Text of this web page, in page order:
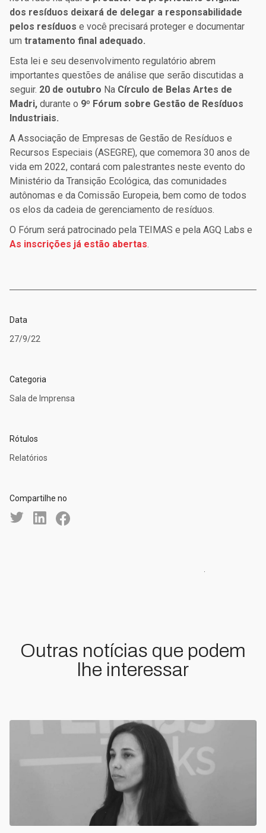
dos resíduos deixará de delegar a responsabilidade
pelos resíduos e você precisará proteger e documentar
um tratamento final adequado.
Esta lei e seu desenvolvimento regulatório abrem
importantes questões de análise que serão discutidas a
seguir. 20 de outubro Na Círculo de Belas Artes de
Madri, durante o 9º Fórum sobre Gestão de Resíduos
Industriais.
A Associação de Empresas de Gestão de Resíduos e
Recursos Especiais (ASEGRE), que comemora 30 anos de
vida em 2022, contará com palestrantes neste evento do
Ministério da Transição Ecológica, das comunidades
autônomas e da Comissão Europeia, bem como de todos
os elos da cadeia de gerenciamento de resíduos.
O Fórum será patrocinado pela TEIMAS e pela AGQ Labs e
As inscrições já estão abertas.
Data
27/9/22
Categoria
Sala de Imprensa
Rótulos
Relatórios
Compartilhe no
Outras notícias que podem
lhe interessar